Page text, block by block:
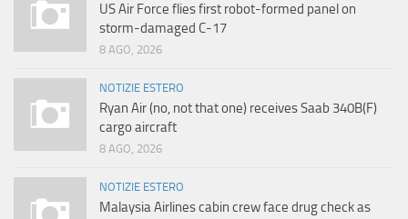
US Air Force flies first robot-formed panel on
storm-damaged C-17
8 AGO, 2026
NOTIZIE ESTERO
Ryan Air (no, not that one) receives Saab 340B(F)
cargo aircraft
8 AGO, 2026
NOTIZIE ESTERO
Malaysia Airlines cabin crew face drug check as